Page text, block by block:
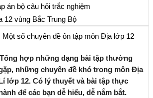
điểm
án bộ câu hỏi trắc nghiệm
12 vùng Bắc Trung Bộ
Một số chuyên đề ôn tập môn Địa lớp 12
Tổng hợp những dạng bài tập thường
những chuyên đề khó trong môn Địa
lớp 12. Có lý thuyết và bài tập thực
để các bạn dễ hiểu, dễ nắm bắt.